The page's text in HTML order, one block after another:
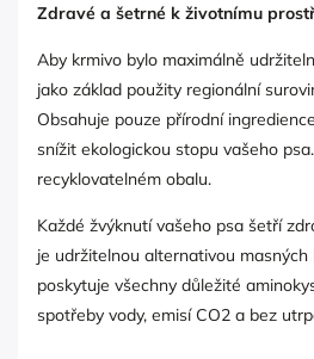
Zdravé a šetrné k životnímu
Aby krmivo bylo maximálně
jako základ použity regionální
Obsahuje pouze přírodní
snížit ekologickou stopu vašeho
recyklovatelném obalu.
Každé žvýknutí vašeho psa šetří
je udržitelnou alternativou masných
poskytuje všechny důležité
spotřeby vody, emisí CO2 a bez